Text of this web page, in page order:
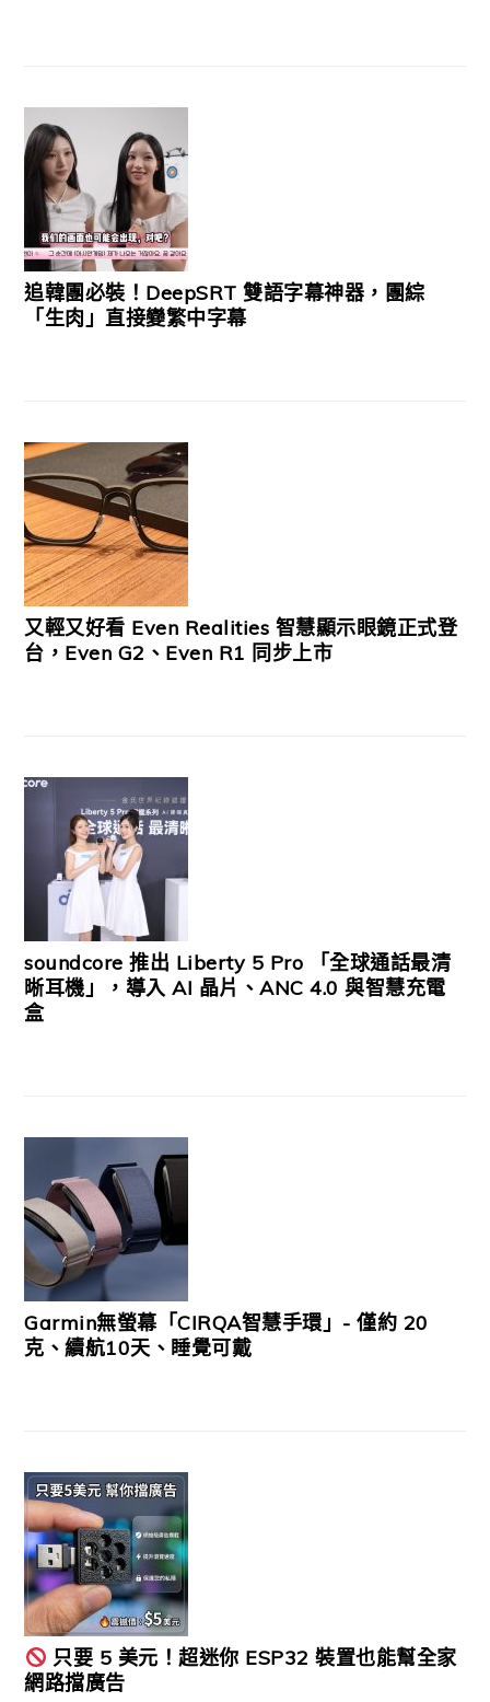
追韓團必裝！DeepSRT 雙語字幕神器，團綜
「生肉」直接變繁中字幕
又輕又好看 Even Realities 智慧顯示眼鏡正式登
台，Even G2、Even R1 同步上市
soundcore 推出 Liberty 5 Pro 「全球通話最清
晰耳機」，導入 AI 晶片、ANC 4.0 與智慧充電
盒
Garmin無螢幕「CIRQA智慧手環」- 僅約 20
克、續航10天、睡覺可戴
只要 5 美元！超迷你 ESP32 裝置也能幫全家
網路擋廣告